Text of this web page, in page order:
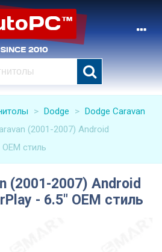
> Dodge > Dodge Caravan
(2001-2007) Android
стиль
(2001-2007) Android
- 6.5" OEM стиль